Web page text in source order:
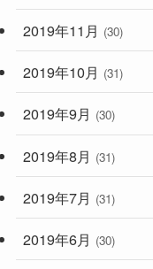
2019年11月 (30)
2019年10月 (31)
2019年9月 (30)
2019年8月 (31)
2019年7月 (31)
2019年6月 (30)